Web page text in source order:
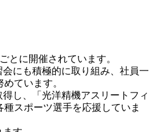
とに開催されています。
にも積極的に取り組み、社員一
ています。
し、「光洋精機アスリートフィ
スポーツ選手を応援していま